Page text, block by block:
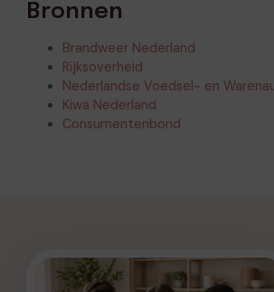
Bronnen
Brandweer Nederland
Rijksoverheid
Nederlandse Voedsel- en
Kiwa Nederland
Consumentenbond